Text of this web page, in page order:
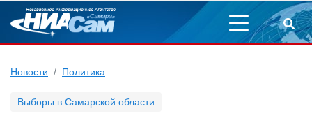
Новости Политика
Выборы в Самарской области